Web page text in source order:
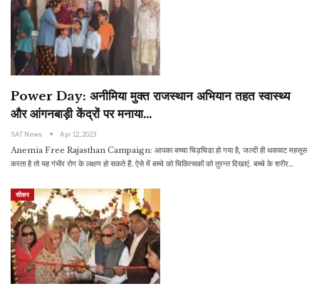
Power Day: अनीमिया मुक्त राजस्थान अभियान तहत स्वास्थ्य
और आंगनबाड़ी केंद्रों पर मनाया…
SAT News Apr 12, 2023
Anemia Free Rajasthan Campaign: आपका बच्चा चिड़चिडा हो गया है, जल्दी ही थकावट महसूस
करता है तो यह गंभीर रोग के लक्षण हो सकते हैं. ऐसे में बच्चे को चिकित्सकों को तुरन्त दिखाएं. बच्चे के शरीर…
सीकर